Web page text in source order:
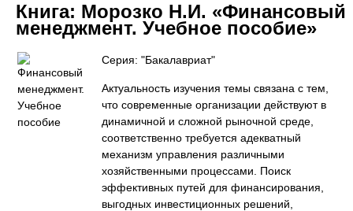
Книга: Морозко Н.И. «Финансовый
менеджмент. Учебное пособие»
Серия: "Бакалавриат"
Актуальность изучения темы связана с тем,
что современные организации действуют в
динамичной и сложной рыночной среде,
соответственно требуется адекватный
механизм управления различными
хозяйственными процессами. Поиск
эффективных путей для финансирования,
выгодных инвестиционных решений,